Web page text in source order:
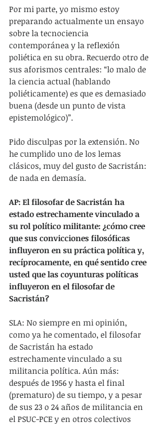
Por mi parte, yo mismo estoy
preparando actualmente un ensayo
sobre la tecnociencia
contemporánea y la reflexión
poliética en su obra. Recuerdo otro de
sus aforismos centrales: “lo malo de
la ciencia actual (hablando
poliéticamente) es que es demasiado
buena (desde un punto de vista
epistemológico)”.
Pido disculpas por la extensión. No
he cumplido uno de los lemas
clásicos, muy del gusto de Sacristán:
de nada en demasía.
AP: El filosofar de Sacristán ha
estado estrechamente vinculado a
su rol político militante: ¿cómo cree
que sus convicciones filosóficas
influyeron en su práctica política y,
recíprocamente, en qué sentido cree
usted que las coyunturas políticas
influyeron en el filosofar de
Sacristán?
SLA: No siempre en mi opinión,
como ya he comentado, el filosofar
de Sacristán ha estado
estrechamente vinculado a su
militancia política. Aún más:
después de 1956 y hasta el final
(prematuro) de su tiempo, y a pesar
de sus 23 o 24 años de militancia en
el PSUC-PCE y en otros colectivos